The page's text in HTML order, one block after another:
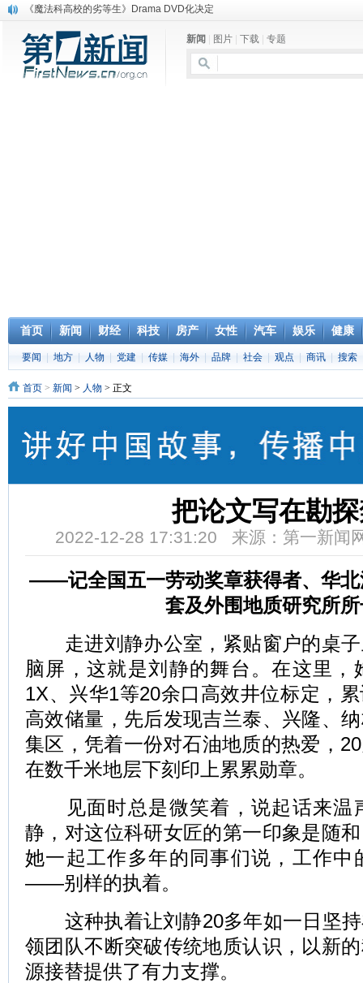
《魔法科高校的劣等生》Drama DVD化决定
消息称刘强东要求京东商城明年扭亏为盈
保健品也能吃出一身病? 康宝莱员工自揭多项家丑
煤价"跳水"电企利润"蹦高" 电煤联动亟待完善
新闻 图片 下载 专题
首页 新闻 财经 科技 房产 女性 汽车 娱乐 健康
要闻 地方 人物 党建 传媒 海外 品牌 社会 观点 商讯 搜索
首页 > 新闻 > 人物 > 正文
把论文写在勘
2022-12-28 17:31:20 来源：第一新闻
——记全国五一劳动奖章获得者、华北
套及外围地质研究所
走进刘静办公室，紧贴窗户的桌子
脑屏，这就是刘静的舞台。在这里，
1X、兴华1等20余口高效井位标定，
高效储量，先后发现吉兰泰、兴隆、
集区，凭着一份对石油地质的热爱，
在数千米地层下刻印上累累勋章。
见面时总是微笑着，说起话来温
静，对这位科研女匠的第一印象是随
她一起工作多年的同事们说，工作中
——别样的执着。
这种执着让刘静20多年如一日坚持
领团队不断突破传统地质认识，以新
源接替提供了有力支撑。